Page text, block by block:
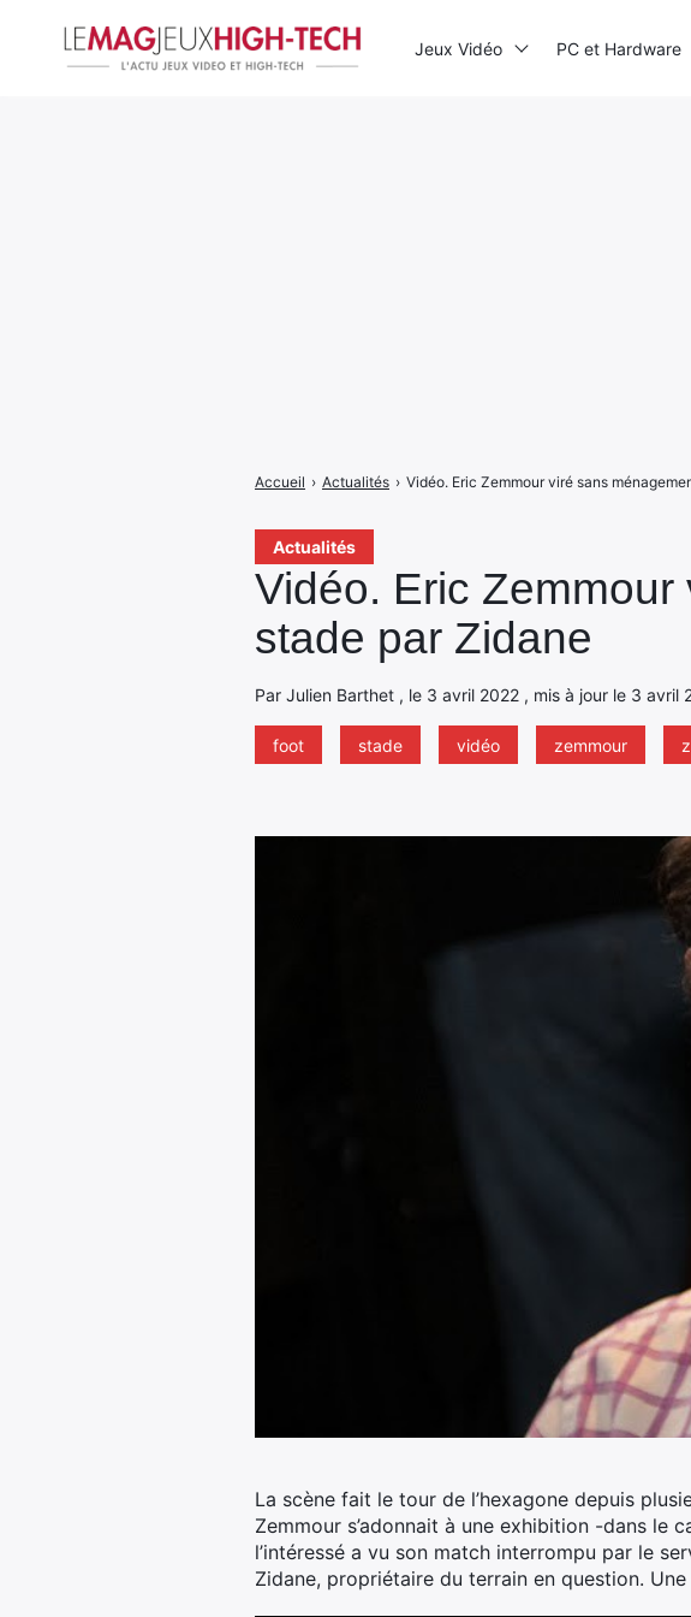
Actualités
Vidéo. Eric Zemmour
stade par Zidane
Par Julien Barthet , le 3 avril 2022 , mis à jour le 3 avril
foot stade vidéo zemmour
Accueil › Actualités › Vidéo. Eric Zemmour viré sans
La scène fait le tour de l’hexagone depuis
Zemmour s’adonnait à une exhibition -dans le
l’intéressé a vu son match interrompu par le
Zidane, propriétaire du terrain en question.
Jeux Vidéo PC et Hardware